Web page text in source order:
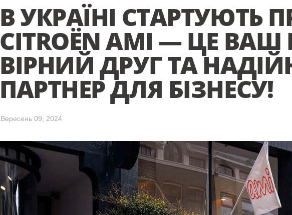
В УКРАЇНІ СТАРТУЮТЬ
CITROЁN AMI — ЦЕ
ВІРНИЙ ДРУГ ТА
ПАРТНЕР ДЛЯ БІЗНЕСУ!
Вересень 09, 2024